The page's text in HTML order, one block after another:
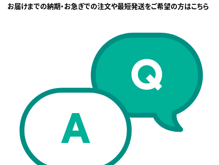
お届けまでの納期・お急ぎでの注文や最短発送をご希望の方はこちら